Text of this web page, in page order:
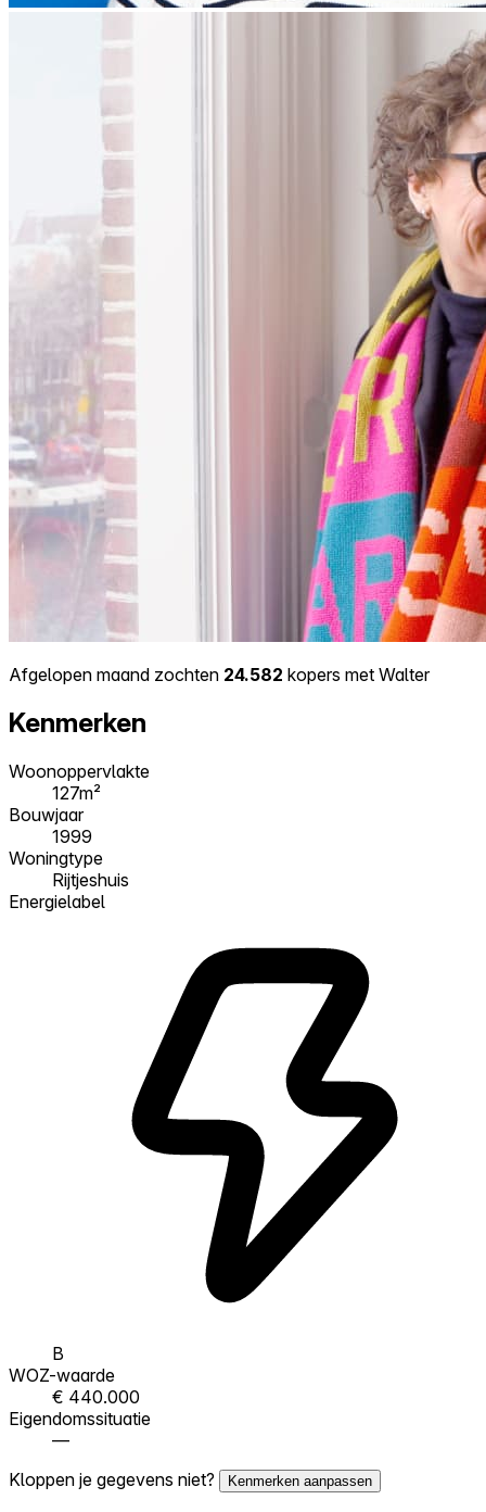
Afgelopen maand zochten 24.582 kopers met Walter
Kenmerken
Woonoppervlakte
127m²
Bouwjaar
1999
Woningtype
Rijtjeshuis
Energielabel
B
WOZ-waarde
€ 440.000
Eigendomssituatie
—
Kloppen je gegevens niet?
Kenmerken aanpassen